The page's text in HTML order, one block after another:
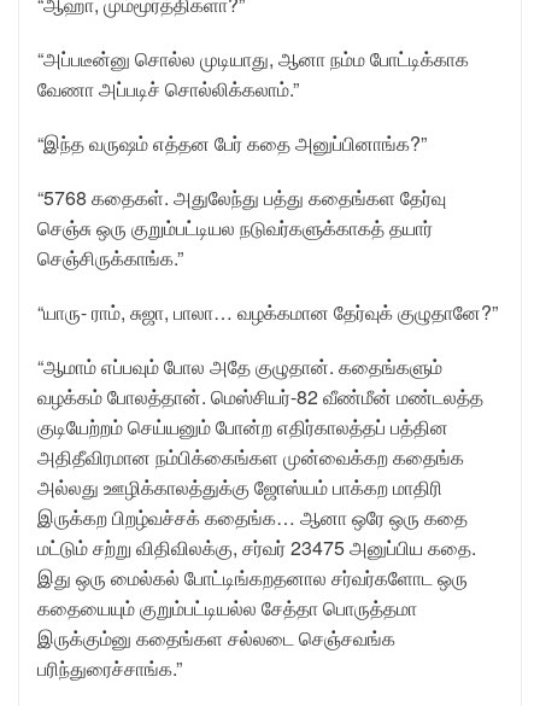
“அப்படீன்னு சொல்ல முடியாது, ஆனா நம்ம போட்டிக்காக
வேணா அப்படிச் சொல்லிக்கலாம்.”
“இந்த வருஷம் எத்தன பேர் கதை அனுப்பினாங்க?”
“5768 கதைகள். அதுலேந்து பத்து கதைங்கள தேர்வு
செஞ்சு ஒரு குறும்பட்டியல நடுவர்களுக்காகத் தயார்
செஞ்சிருக்காங்க.”
“யாரு- ராம், சுஜா, பாலா… வழக்கமான தேர்வுக் குழுதானே?”
“ஆமாம் எப்பவும் போல அதே குழுதான். கதைங்களும்
வழக்கம் போலத்தான். மெஸ்சியர்-82 வீண்மீன் மண்டலத்த
குடியேற்றம் செய்யனும் போன்ற எதிர்காலத்தப் பத்தின
அதிதீவிரமான நம்பிக்கைங்கள முன்வைக்கற கதைங்க
அல்லது ஊழிக்காலத்துக்கு ஜோஸ்யம் பாக்கற மாதிரி
இருக்கற பிறழ்வச்சக் கதைங்க… ஆனா ஒரே ஒரு கதை
மட்டும் சற்று விதிவிலக்கு, சர்வர் 23475 அனுப்பிய கதை.
இது ஒரு மைல்கல் போட்டிங்கறதனால சர்வர்களோட ஒரு
கதையையும் குறும்பட்டியல்ல சேத்தா பொருத்தமா
இருக்கும்னு கதைங்கள சல்லடை செஞ்சவங்க
பரிந்துரைச்சாங்க.”